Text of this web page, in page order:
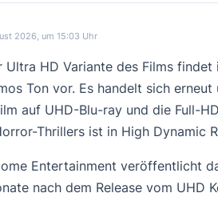
2026, um 15:03 Uhr
Ultra HD Variante des Films
Ton vor. Es handelt sich
auf UHD-Blu-ray und die Full-
Thrillers ist in High Dynamic
Entertainment veröffentlicht
nach dem Release vom UHD